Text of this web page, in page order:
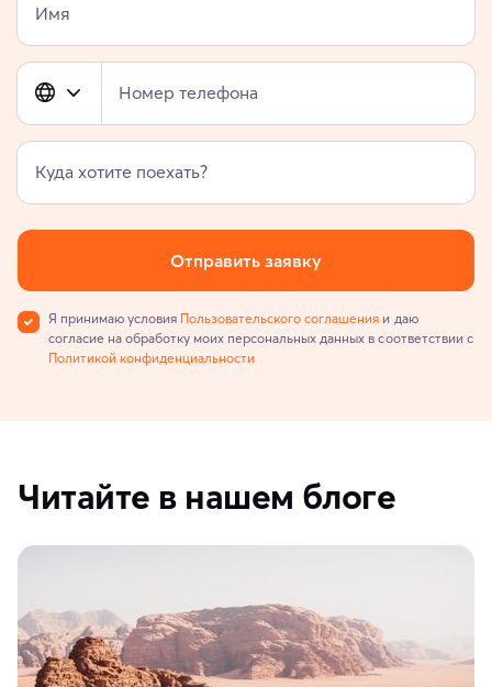
Имя
Номер телефона
Куда хотите поехать?
Отправить заявку
Я принимаю условия Пользовательского соглашения и даю
согласие на обработку моих персональных данных в соответствии с
Политикой конфиденциальности
Читайте в нашем блоге